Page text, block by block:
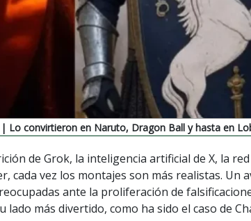
| Lo convirtieron en Naruto, Dragon Ball y hasta en
de Grok, la inteligencia artificial de X, la
cada vez los montajes son más realistas. Un
ante la proliferación de
lado más divertido, como ha sido el caso de